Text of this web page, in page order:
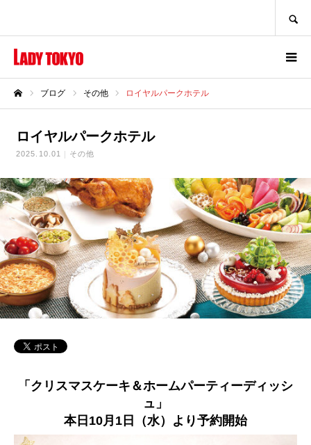
ブログ その他 ロイヤルパークホテル
ロイヤルパークホテル
2025.10.01 その他
「クリスマスケーキ＆ホームパーティーディッシ
ュ」
本日10月1日（水）より予約開始